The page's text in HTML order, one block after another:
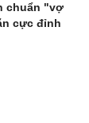
chuẩn "vợ
cực đỉnh